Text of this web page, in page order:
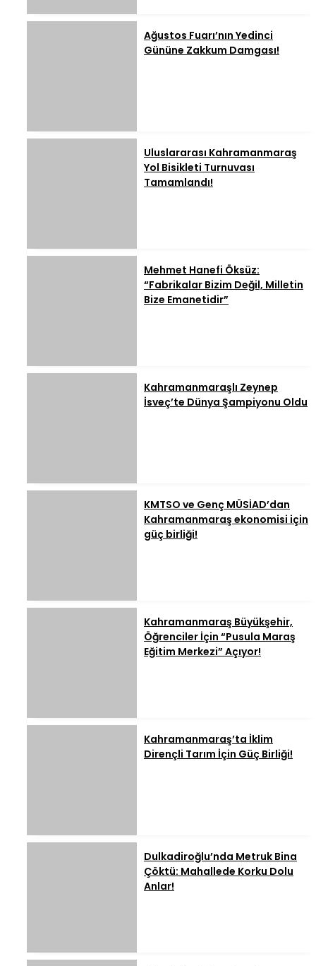
Ağustos Fuarı’nın Yedinci
Gününe Zakkum Damgası!
Uluslararası Kahramanmaraş
Yol Bisikleti Turnuvası
Tamamlandı!
Mehmet Hanefi Öksüz:
“Fabrikalar Bizim Değil, Milletin
Bize Emanetidir”
Kahramanmaraşlı Zeynep
İsveç’te Dünya Şampiyonu Oldu
KMTSO ve Genç MÜSİAD’dan
Kahramanmaraş ekonomisi için
güç birliği!
Kahramanmaraş Büyükşehir,
Öğrenciler İçin “Pusula Maraş
Eğitim Merkezi” Açıyor!
Kahramanmaraş’ta İklim
Dirençli Tarım İçin Güç Birliği!
Dulkadiroğlu’nda Metruk Bina
Çöktü: Mahallede Korku Dolu
Anlar!